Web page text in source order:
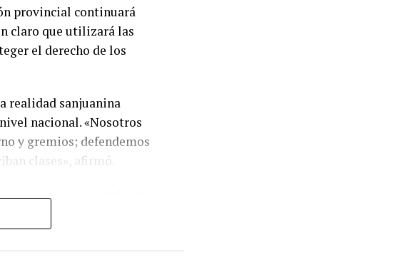
provincial continuará
claro que utilizará las
el derecho de los
realidad sanjuanina
nacional. «Nosotros
y gremios; defendemos
clases», afirmó.
sostiene una política
salarios docentes por
ni el cumplimiento de
que el objetivo es